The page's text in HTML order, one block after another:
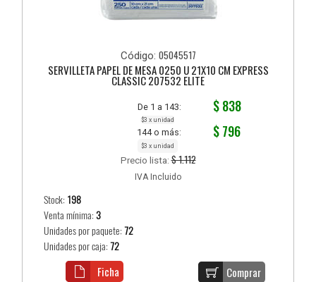
Código: 05045517
SERVILLETA PAPEL DE MESA 0250 U 21X10 CM EXPRESS
CLASSIC 207532 ELITE
De 1 a 143: $ 838
$3 x unidad
144 o más: $ 796
$3 x unidad
Precio lista:$ 1.112
IVA Incluido
Stock: 198
Venta mínima:3
Unidades por paquete:72
Unidades por caja:72
Comprar
Ficha